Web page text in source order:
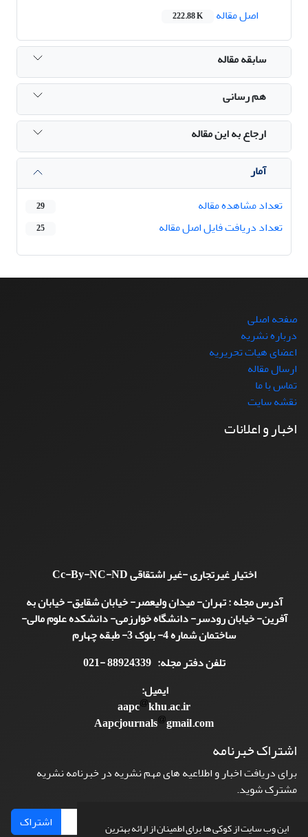
این وب سایت از کوکی ها برای اطمینان از ارائه بهترین
اصل مقاله
222.88 K
سابقه مقاله
هم رسانی
ارجاع به این مقاله
آمار
تعداد مشاهده مقاله
29
تعداد دریافت فایل اصل مقاله 25
صفحه اصلی
درباره نشریه
اعضای هیات تحریریه
ارسال مقاله
تماس با ما
نقشه سایت
اخبار و اعلانات
اختیار غیرتجاری -غیر اشتقاقیCc-By-NC-ND
آدرس مجله : تهران- میدان ولیعصر- خیابان شقایق- خیابان به
آفرین- خیابان رودسر- دانشگاه خوارزمی- دانشکده علوم مالی-
ساختمان شماره 4- بلوک 3- طبقه چهارم
تلفن دفتر مجله: 88924339 -021
ایمیل:
aapc khu.ac.ir
Aapcjournals gmail.com
اشتراک خبرنامه
برای دریافت اخبار و اطلاعیه های مهم نشریه در خبرنامه نشریه
مشترک شوید.
اشتراک